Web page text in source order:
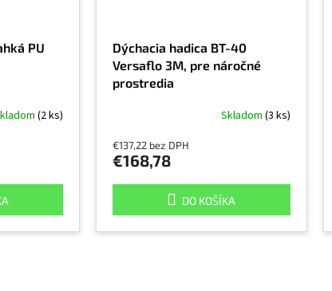
PU
(2 ks)
Dýchacia hadica BT-40
Versaflo 3M, pre náročné
prostredia
Skladom (3 ks)
€137,22 bez DPH
€168,78
DO KOŠÍKA